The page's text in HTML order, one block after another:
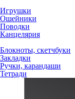
Игрушки
Ошейники
Поводки
Канцелярия
Блокноты, скетчбуки
Закладки
Ручки, карандаши
Тетради